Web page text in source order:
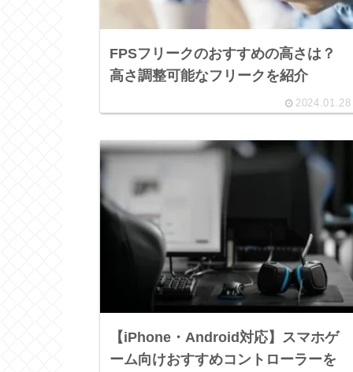
FPSフリークのおすすめの高さは？
高さ調整可能なフリークを紹介
2024.01.28
【iPhone・Android対応】スマホゲ
ーム向けおすすめコントローラーを